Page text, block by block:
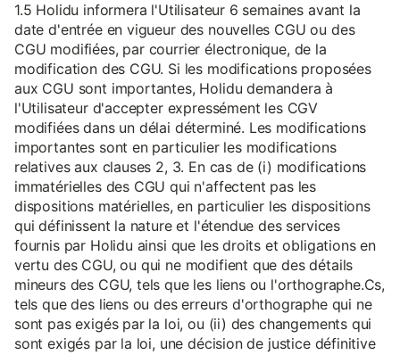
1.5 Holidu informera l'Utilisateur 6 semaines avant la
date d'entrée en vigueur des nouvelles CGU ou des
CGU modifiées, par courrier électronique, de la
modification des CGU. Si les modifications proposées
aux CGU sont importantes, Holidu demandera à
l'Utilisateur d'accepter expressément les CGV
modifiées dans un délai déterminé. Les modifications
importantes sont en particulier les modifications
relatives aux clauses 2, 3. En cas de (i) modifications
immatérielles des CGU qui n'affectent pas les
dispositions matérielles, en particulier les dispositions
qui définissent la nature et l'étendue des services
fournis par Holidu ainsi que les droits et obligations en
vertu des CGU, ou qui ne modifient que des détails
mineurs des CGU, tels que les liens ou l'orthographe.Cs,
tels que des liens ou des erreurs d'orthographe qui ne
sont pas exigés par la loi, ou (ii) des changements qui
sont exigés par la loi, une décision de justice définitive